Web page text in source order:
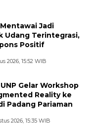
Jadi
Udang Terintegrasi,
Positif
2026, 15:52 WIB
Gelar Workshop
Reality ke
Padang Pariaman
2026, 15:35 WIB